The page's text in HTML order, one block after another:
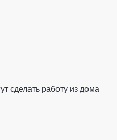
сделать работу из дома